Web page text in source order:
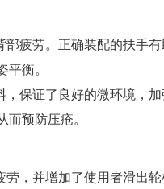
疲劳。正确装配的扶手
衡。
保证了良好的微环境，
预防压疮。
，并增加了使用者滑出